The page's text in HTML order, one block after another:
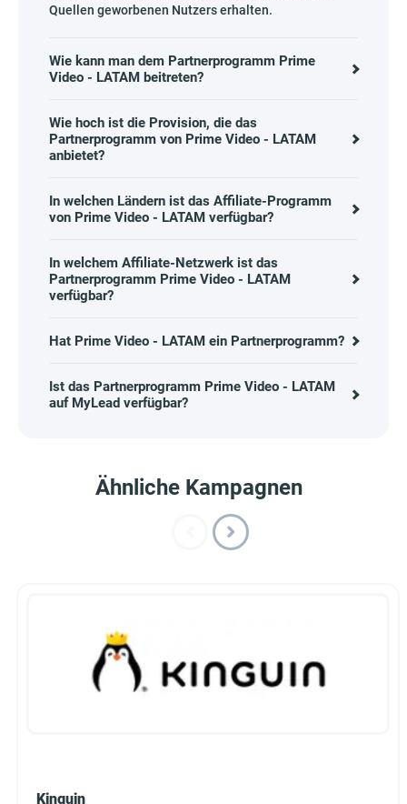
Quellen geworbenen Nutzers erhalten.
Wie kann man dem Partnerprogramm Prime
Video - LATAM beitreten?
Wie hoch ist die Provision, die das
Partnerprogramm von Prime Video - LATAM
anbietet?
In welchen Ländern ist das Affiliate-Programm
von Prime Video - LATAM verfügbar?
In welchem Affiliate-Netzwerk ist das
Partnerprogramm Prime Video - LATAM
verfügbar?
Hat Prime Video - LATAM ein Partnerprogramm?
Ist das Partnerprogramm Prime Video - LATAM
auf MyLead verfügbar?
Ähnliche Kampagnen
Kinguin